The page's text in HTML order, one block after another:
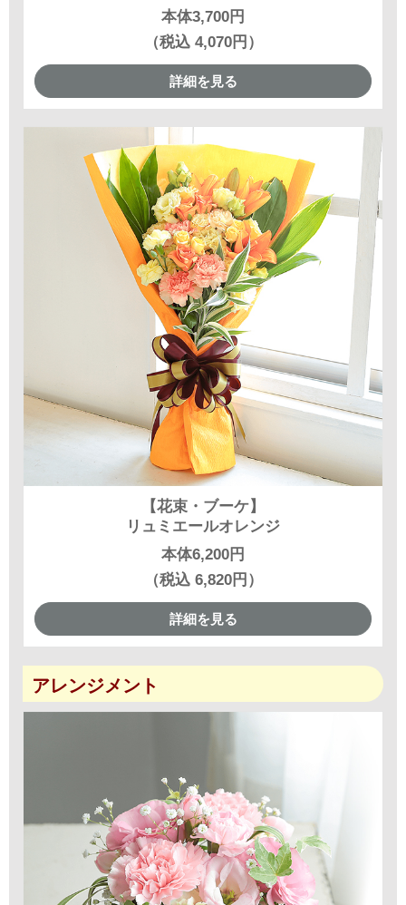
本体3,700円
（税込 4,070円）
詳細を見る
【花束・ブーケ】
リュミエールオレンジ
本体6,200円
（税込 6,820円）
詳細を見る
アレンジメント